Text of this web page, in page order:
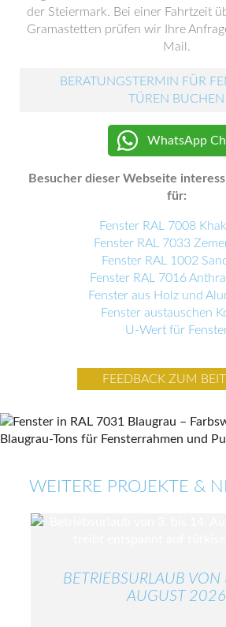
der Steiermark. Bei einer Fahrtzeit
Gramastetten prüfen wir Ihre
Mail.
BERATUNGSTERMIN FÜR
TÜREN BUCHEN
WhatsApp
Besucher dieser Webseite
für:
Fenster RAL 7008
Fenster RAL 7033
Fenster RAL 1002
Fenster RAL 7016
Fenster aus Holz und
Fenster austauschen
U-Wert für
FEEDBACK ZUM
WEITERE PROJEKTE &
BETRIEBSURLAUB
AUGUST 2026